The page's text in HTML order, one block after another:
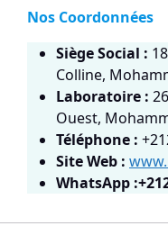
Nos Coordonnées
Siège Social :
Colline,
Laboratoire :
Ouest,
Téléphone :
Site Web :
WhatsApp